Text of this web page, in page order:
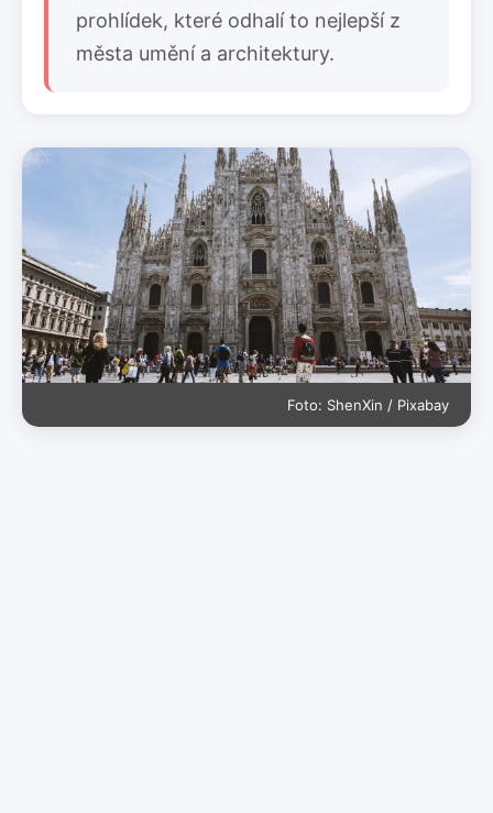
prohlídek, které odhalí to nejlepší z
města umění a architektury.
Foto: ShenXin / Pixabay